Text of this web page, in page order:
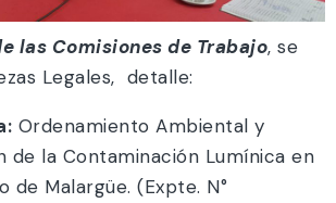
las Comisiones de Trabajo, se
Legales, detalle:
Ordenamiento Ambiental y
de la Contaminación Lumínica en
de Malargüe. (Expte. N°